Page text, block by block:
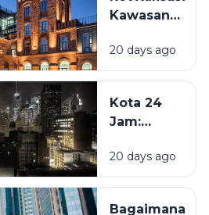
yang Mulai
Sekarang
Hingga
Beberapa
Dekade
Kawasan
Mengapa
Bangunan
Kembali
Dihidupkan?
20 days ago
Kota 24
Jam:
Beberapa
Kota Tidak
20 days ago
Bagaimana